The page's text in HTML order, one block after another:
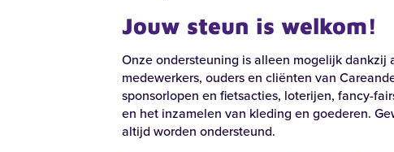
Jouw steun is welkom!
Onze ondersteuning is alleen mogelijk dankzij
medewerkers, ouders en cliënten van
sponsorlopen en fietsacties, loterijen, fancy-
en het inzamelen van kleding en goederen.
altijd worden ondersteund.